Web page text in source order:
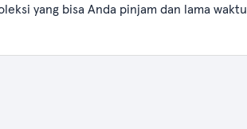
yang bisa Anda pinjam dan lama waktu